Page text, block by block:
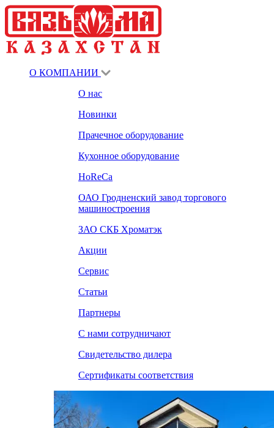
О КОМПАНИИ
О нас
Новинки
Прачечное оборудование
Кухонное оборудование
HoReCa
ОАО Гродненский завод торгового
машиностроения
ЗАО СКБ Хроматэк
Акции
Сервис
Статьи
Партнеры
С нами сотрудничают
Свидетельство дилера
Сертификаты соответствия